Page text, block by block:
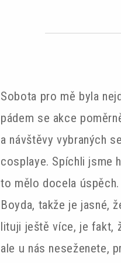
Sobota pro mě byla
pádem se akce
a návštěvy vybraných
cosplaye. Spíchli jsme
to mělo docela
Boyda, takže je jasné,
lituji ještě více, je fakt,
ale u nás neseženete,